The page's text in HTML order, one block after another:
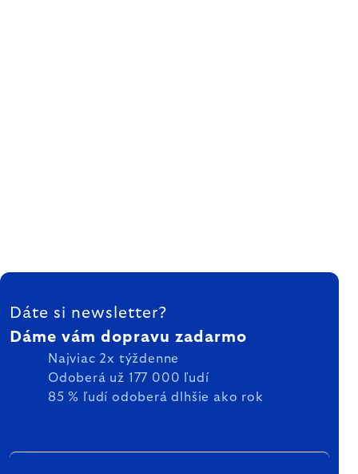
ZÁPÄTIE
Dáte si newsletter?
Dáme vám dopravu zadarmo
Najviac 2x týždenne
Odoberá už 177 000 ľudí
85 % ľudí odoberá dlhšie ako rok